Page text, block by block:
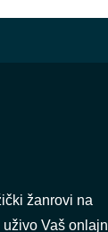
žanrovi na
Vaš onlajn